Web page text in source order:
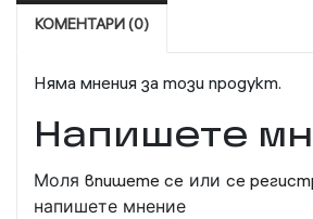
КОМЕНТАРИ (0)
Няма мнения за този продукт.
Напишете
Моля впишете се или се
напишете мнение